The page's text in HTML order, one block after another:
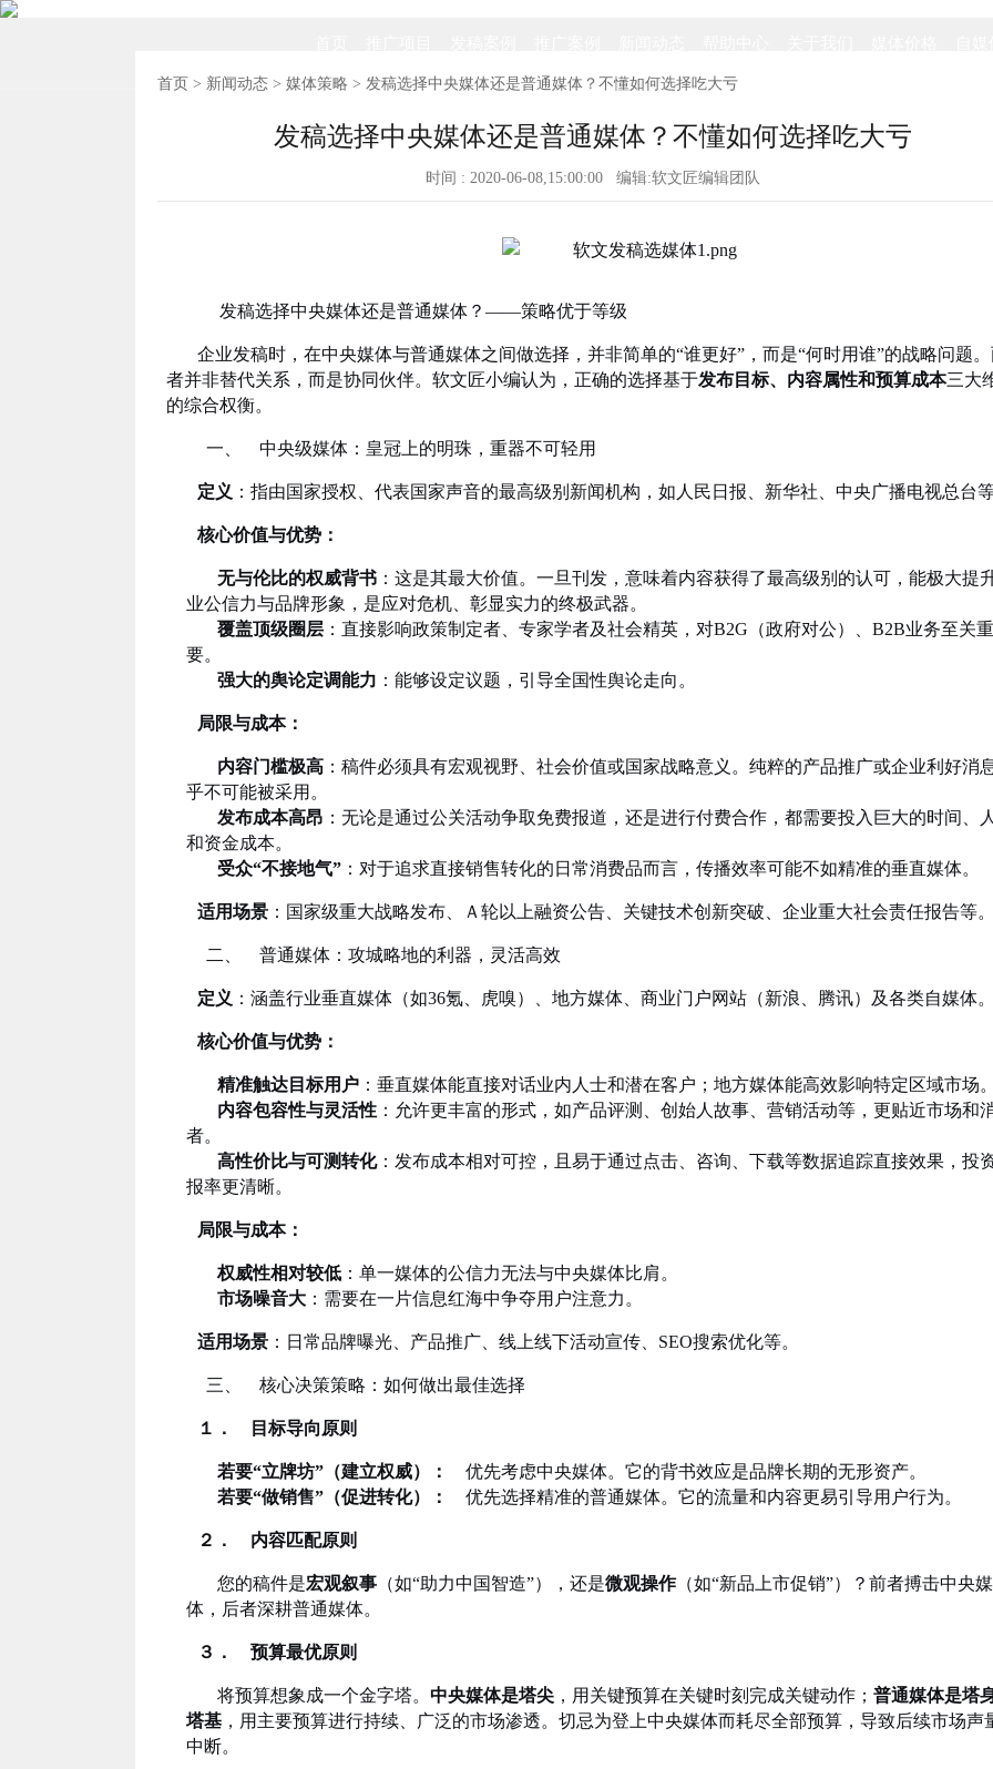
首页 > 新闻动态 > 媒体策略 > 发稿选择中央媒体还是普通媒体？不懂如何选择吃大亏
发稿选择中央媒体还是普通媒体？不懂如何选择吃大亏
时间 : 2020-06-08,15:00:00 编辑:软文匠编辑团队
发稿选择中央媒体还是普通媒体？——策略优于等级
企业发稿时，在中央媒体与普通媒体之间做选择，并非简单的“谁更好”，而是“何时用谁”的战略问题
者并非替代关系，而是协同伙伴。软文匠小编认为，正确的选择基于发布目标、内容属性和预算成本三大
的综合权衡。
一、 中央级媒体：皇冠上的明珠，重器不可轻用
定义 ：指由国家授权、代表国家声音的最高级别新闻机构，如人民日报、新华社、中央广播电视总台等
核心价值与优势：
无与伦比的权威背书：这是其最大价值。一旦刊发，意味着内容获得了最高级别的认可，能极大提
业公信力与品牌形象，是应对危机、彰显实力的终极武器。
覆盖顶级圈层：直接影响政策制定者、专家学者及社会精英，对B2G（政府对公）、B2B业务至关重
要。
强大的舆论定调能力 ：能够设定议题，引导全国性舆论走向。
局限与成本：
内容门槛极高：稿件必须具有宏观视野、社会价值或国家战略意义。纯粹的产品推广或企业利好消
乎不可能被采用。
发布成本高昂 ：无论是通过公关活动争取免费报道，还是进行付费合作，都需要投入巨大的时间、
和资金成本。
受众“不接地气”：对于追求直接销售转化的日常消费品而言，传播效率可能不如精准的垂直媒体。
适用场景：国家级重大战略发布、Ａ轮以上融资公告、关键技术创新突破、企业重大社会责任报告等。
二、 普通媒体：攻城略地的利器，灵活高效
定义 ：涵盖行业垂直媒体（如36氪、虎嗅）、地方媒体、商业门户网站（新浪、腾讯）及各类自媒体。
核心价值与优势：
精准触达目标用户：垂直媒体能直接对话业内人士和潜在客户；地方媒体能高效影响特定区域市场。
内容包容性与灵活性：允许更丰富的形式，如产品评测、创始人故事、营销活动等，更贴近市场和
者。
高性价比与可测转化：发布成本相对可控，且易于通过点击、咨询、下载等数据追踪直接效果，投
报率更清晰。
局限与成本：
权威性相对较低：单一媒体的公信力无法与中央媒体比肩。
市场噪音大：需要在一片信息红海中争夺用户注意力。
适用场景：日常品牌曝光、产品推广、线上线下活动宣传、SEO搜索优化等。
三、 核心决策策略：如何做出最佳选择
１． 目标导向原则
若要“立牌坊”（建立权威）：
优先考虑中央媒体。它的背书效应是品牌长期的无形资产。
若要“做销售”（促进转化）：
优先选择精准的普通媒体。它的流量和内容更易引导用户行为。
２． 内容匹配原则
您的稿件是宏观叙事（如“助力中国智造”），还是微观操作（如“新品上市促销”）？前者搏击中央媒
体，后者深耕普通媒体。
３． 预算最优原则
将预算想象成一个金字塔。 中央媒体是塔尖，用关键预算在关键时刻完成关键动作； 普通媒体是塔
塔基，用主要预算进行持续、广泛的市场渗透。切忌为登上中央媒体而耗尽全部预算，导致后续市场声
中断。